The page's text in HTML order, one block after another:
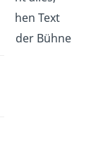
Text
der Bühne